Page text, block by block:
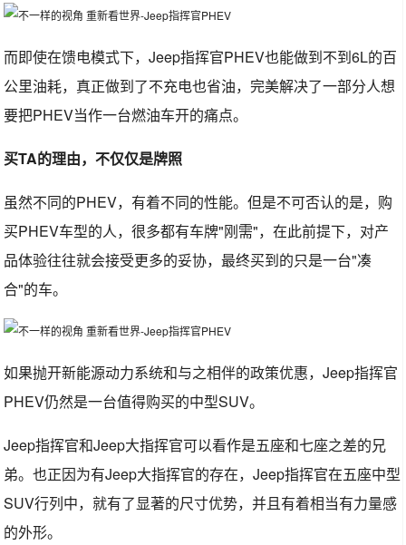
而即使在馈电模式下，Jeep指挥官PHEV也能做到不到6L的百
公里油耗，真正做到了不充电也省油，完美解决了一部分人想
要把PHEV当作一台燃油车开的痛点。
买TA的理由，不仅仅是牌照
虽然不同的PHEV，有着不同的性能。但是不可否认的是，购
买PHEV车型的人，很多都有车牌"刚需"，在此前提下，对产
品体验往往就会接受更多的妥协，最终买到的只是一台"凑
合"的车。
如果抛开新能源动力系统和与之相伴的政策优惠，Jeep指挥官
PHEV仍然是一台值得购买的中型SUV。
Jeep指挥官和Jeep大指挥官可以看作是五座和七座之差的兄
弟。也正因为有Jeep大指挥官的存在，Jeep指挥官在五座中型
SUV行列中，就有了显著的尺寸优势，并且有着相当有力量感
的外形。